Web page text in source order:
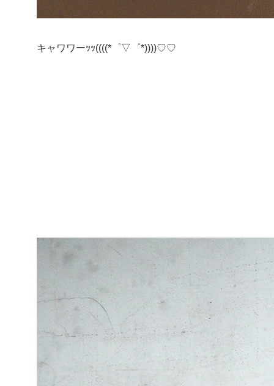
キャワワーｯｯ((((*゜▽゜*))))♡♡